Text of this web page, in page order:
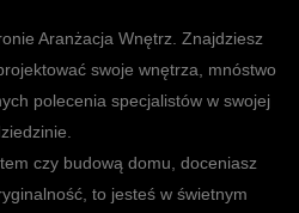
Aranżacja Wnętrz. Znajdziesz
swoje wnętrza, mnóstwo
polecenia specjalistów w swojej
czy budową domu, doceniasz
to jesteś w świetnym